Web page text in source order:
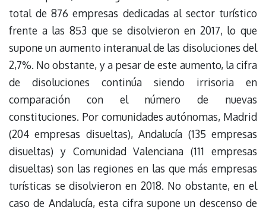
total de 876 empresas dedicadas al sector turístico
frente a las 853 que se disolvieron en 2017, lo que
supone un aumento interanual de las disoluciones del
2,7%. No obstante, y a pesar de este aumento, la cifra
de disoluciones continúa siendo irrisoria en
comparación con el número de nuevas
constituciones. Por comunidades autónomas, Madrid
(204 empresas disueltas), Andalucía (135 empresas
disueltas) y Comunidad Valenciana (111 empresas
disueltas) son las regiones en las que más empresas
turísticas se disolvieron en 2018. No obstante, en el
caso de Andalucía, esta cifra supone un descenso de